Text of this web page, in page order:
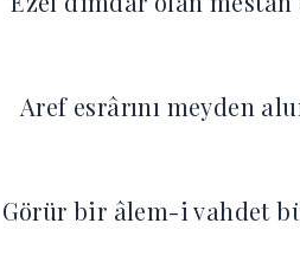
Aref esrârını meyden
Görür bir âlem-i vahdet